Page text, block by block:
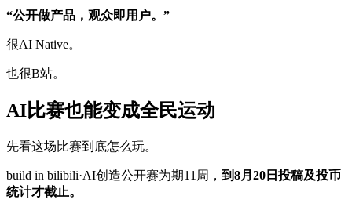
“公开做产品，观众即用户。”
很AI Native。
也很B站。
AI比赛也能变成全民运动
先看这场比赛到底怎么玩。
build in bilibili·AI创造公开赛为期11周， 到8月20日投稿及投币
统计才截止。